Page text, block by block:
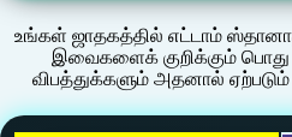
உங்கள் ஜாதகத்தில் எட்டாம்
இவைகளைக் குறிக்கும் பொது
விபத்துக்களும் அதனால்